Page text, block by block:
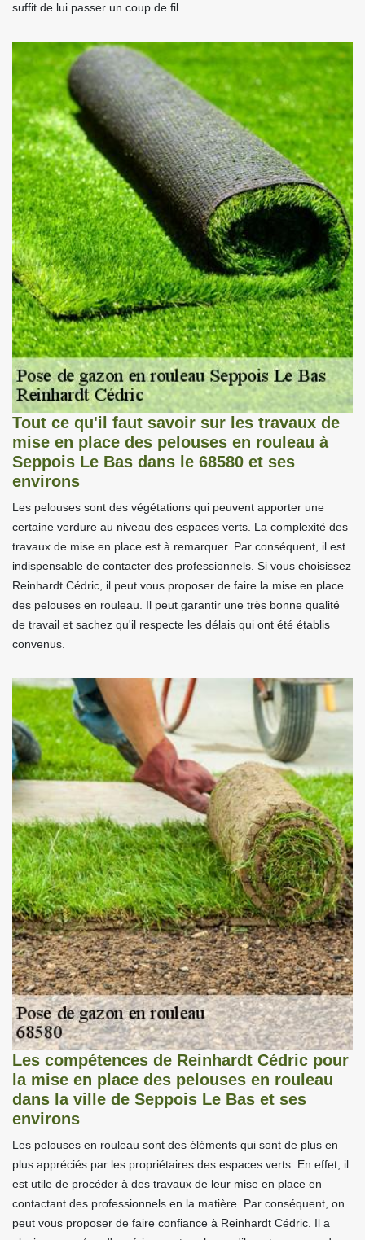
suffit de lui passer un coup de fil.
Tout ce qu'il faut savoir sur les travaux de
mise en place des pelouses en rouleau à
Seppois Le Bas dans le 68580 et ses
environs
Les pelouses sont des végétations qui peuvent apporter une
certaine verdure au niveau des espaces verts. La complexité des
travaux de mise en place est à remarquer. Par conséquent, il est
indispensable de contacter des professionnels. Si vous choisissez
Reinhardt Cédric, il peut vous proposer de faire la mise en place
des pelouses en rouleau. Il peut garantir une très bonne qualité
de travail et sachez qu'il respecte les délais qui ont été établis
convenus.
Les compétences de Reinhardt Cédric pour
la mise en place des pelouses en rouleau
dans la ville de Seppois Le Bas et ses
environs
Les pelouses en rouleau sont des éléments qui sont de plus en
plus appréciés par les propriétaires des espaces verts. En effet, il
est utile de procéder à des travaux de leur mise en place en
contactant des professionnels en la matière. Par conséquent, on
peut vous proposer de faire confiance à Reinhardt Cédric. Il a